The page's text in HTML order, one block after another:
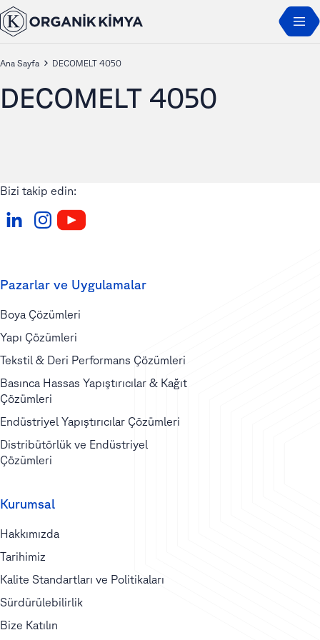
Ana Sayfa DECOMELT 4050
DECOMELT 4050
Bizi takip edin:
Pazarlar ve Uygulamalar
Boya Çözümleri
Yapı Çözümleri
Tekstil & Deri Performans Çözümleri
Basınca Hassas Yapıştırıcılar & Kağıt
Çözümleri
Endüstriyel Yapıştırıcılar Çözümleri
Distribütörlük ve Endüstriyel
Çözümleri
Kurumsal
Hakkımızda
Tarihimiz
Kalite Standartları ve Politikaları
Sürdürülebilirlik
Bize Katılın